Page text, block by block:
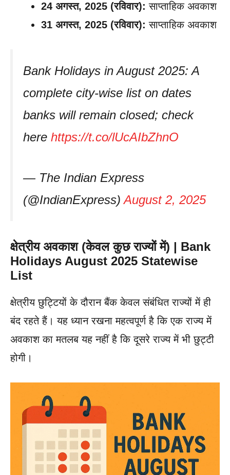
24 अगस्त, 2025 (रविवार): साप्ताहिक अवकाश
31 अगस्त, 2025 (रविवार): साप्ताहिक अवकाश
Bank Holidays in August 2025: A
complete city-wise list on dates
banks will remain closed; check
here https://t.co/lUcAIbZhnO
— The Indian Express
(@IndianExpress)August 2, 2025
क्षेत्रीय अवकाश (केवल कुछ राज्यों में) | Bank
Holidays August 2025 Statewise
List
क्षेत्रीय छुट्टियों के दौरान बैंक केवल संबंधित राज्यों में ही
बंद रहते हैं। यह ध्यान रखना महत्वपूर्ण है कि एक राज्य में
अवकाश का मतलब यह नहीं है कि दूसरे राज्य में भी छुट्टी
होगी।